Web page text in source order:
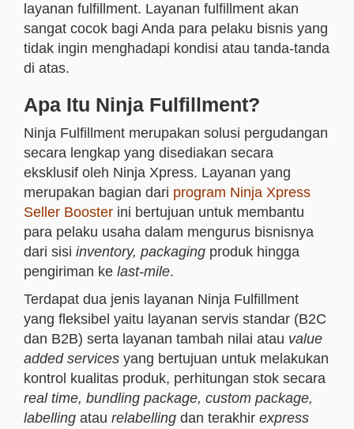
layanan fulfillment. Layanan fulfillment akan
sangat cocok bagi Anda para pelaku bisnis yang
tidak ingin menghadapi kondisi atau tanda-tanda
di atas.
Apa Itu Ninja Fulfillment?
Ninja Fulfillment merupakan solusi pergudangan
secara lengkap yang disediakan secara
eksklusif oleh Ninja Xpress. Layanan yang
merupakan bagian dari program Ninja Xpress
Seller Booster ini bertujuan untuk membantu
para pelaku usaha dalam mengurus bisnisnya
dari sisi inventory, packaging produk hingga
pengiriman ke last-mile.
Terdapat dua jenis layanan Ninja Fulfillment
yang fleksibel yaitu layanan servis standar (B2C
dan B2B) serta layanan tambah nilai atau value
added services yang bertujuan untuk melakukan
kontrol kualitas produk, perhitungan stok secara
real time, bundling package, custom package,
labelling atau relabelling dan terakhir express